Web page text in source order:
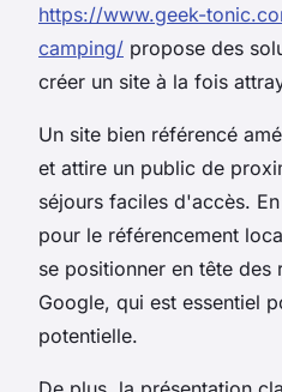
https://www.geek-
camping/ propose des
créer un site à la fois
Un site bien référencé
et attire un public de
séjours faciles d'accès.
pour le référencement
se positionner en tête des
Google, qui est essentiel
potentielle.